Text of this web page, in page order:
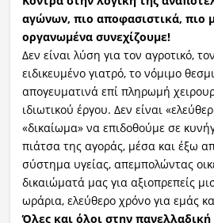
αγώνων, πιο αποφασιστικά, πιο
οργανωμένα συνεχίζουμε!
Δεν είναι λύση για τον αγροτικό,
ειδικευμένο γιατρό, το νόμιμο
απογευματινά επί πληρωμή
ιδιωτικού έργου. Δεν είναι
«δικαίωμα» να επιδοθούμε σε
πιάτσα της αγοράς, μέσα και έξω
σύστημα υγείας, απεμπολώντας
δικαιώματά μας για αξιοπρεπείς
ωράρια, ελεύθερο χρόνο για εμάς
Όλες και όλοι στην πανελλαδική